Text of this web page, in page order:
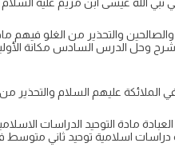
والتحذير من الغلو فيهم
مادة التوحيد الدراسات
توحيد ثاني متوسط ف1 اونلاين على موقع